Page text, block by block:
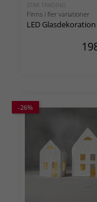
STAR TRADING
Finns i fler variationer
LED
-26%